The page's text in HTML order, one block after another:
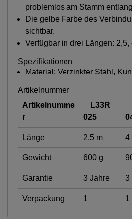
problemlos am Stamm
Die gelbe Farbe des
sichtbar.
Verfügbar in drei Längen: 2,5,
Spezifikationen
Material: Verzinkter Stahl,
Artikelnummer
Artikelnumme
r
L33R
025
Länge 2,5 m 4
Gewicht 600 g
Garantie 3 Jahre 3
Verpackung 1 1